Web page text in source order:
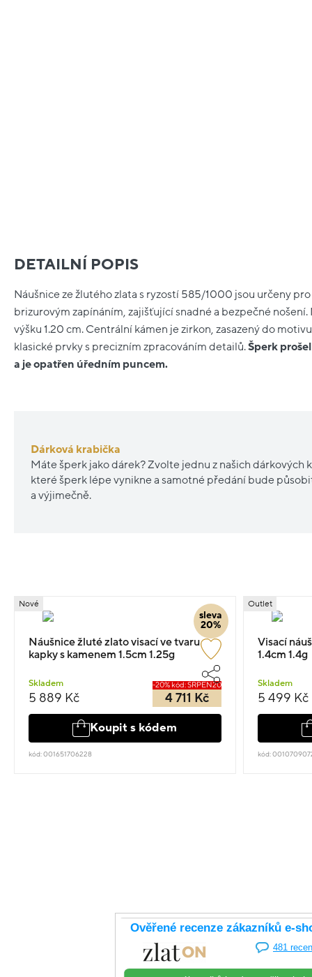
DETAILNÍ POPIS
Náušnice ze žlutého zlata s ryzostí 585/1000 jsou určeny
brizurovým zapínáním, zajišťující snadné a bezpečné nošení.
výšku 1.20 cm. Centrální kámen je zirkon, zasazený do
klasické prvky s precizním zpracováním detailů.Šperk
a je opatřen úředním puncem.
Dárková krabička
Máte šperk jako dárek? Zvolte jednu z našich dárkových
které šperk lépe vynikne a samotné předání bude
a výjimečně.
sleva
20%
Nové
Náušnice žluté zlato visací ve tvaru
kapky s kamenem 1.5cm 1.25g
Skladem
5 889 Kč
-20% kód: SRPEN20
4 711 Kč
Koupit s kódem
kód: 001651706228
Outlet
Visací
1.4cm 1.4g
Skladem
5 499 Kč
kód: